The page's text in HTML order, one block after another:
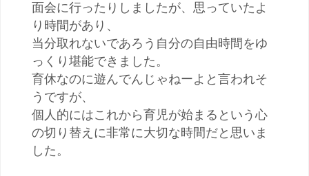
面会に行ったりしましたが、思っていたよ
り時間があり、
当分取れないであろう自分の自由時間をゆ
っくり堪能できました。
育休なのに遊んでんじゃねーよと言われそ
うですが、
個人的にはこれから育児が始まるという心
の切り替えに非常に大切な時間だと思いま
した。